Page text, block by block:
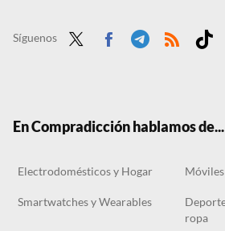
Síguenos
En Compradicción hablamos de...
Electrodomésticos y Hogar
Smartwatches y Wearables
ropa